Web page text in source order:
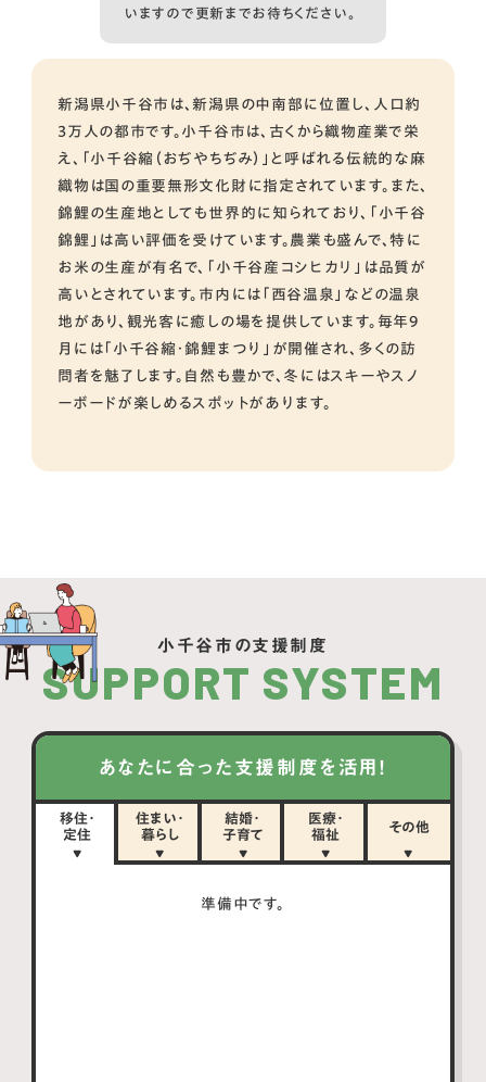
いますので更新までお待ちください。
新潟県小千谷市は、新潟県の中南部に位置し、人口約
3万人の都市です。小千谷市は、古くから織物産業で栄
え、「小千谷縮（おぢやちぢみ）」と呼ばれる伝統的な麻
織物は国の重要無形文化財に指定されています。また、
錦鯉の生産地としても世界的に知られており、「小千谷
錦鯉」は高い評価を受けています。農業も盛んで、特に
お米の生産が有名で、「小千谷産コシヒカリ」は品質が
高いとされています。市内には「西谷温泉」などの温泉
地があり、観光客に癒しの場を提供しています。毎年9
月には「小千谷縮・錦鯉まつり」が開催され、多くの訪
問者を魅了します。自然も豊かで、冬にはスキーやスノ
ーボードが楽しめるスポットがあります。
小千谷市の支援制度
SUPPORT SYSTEM
あなたに合った支援制度を活用！
移住・
定住
住まい・
暮らし
結婚・
子育て
医療・
福祉
その他
準備中です。